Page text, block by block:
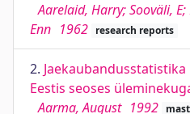
Aarelaid, Harry; Sooväli,
Enn 1962 research reports
2.
Eestis seoses
Aarma, August 1992